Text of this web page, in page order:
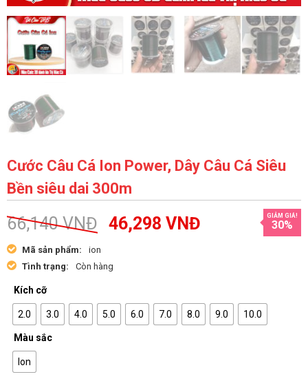
Cước Câu Cá Ion Power, Dây Câu Cá Siêu
Bền siêu dai 300m
66,140VNĐ 46,298 VNĐ GIẢM GIÁ!
30%
Mã sản phẩm:
ion
Tình trạng:
Còn hàng
Kích cỡ
2.0 3.0 4.0 5.0 6.0 7.0 8.0 9.0 10.0
Màu sắc
Ion